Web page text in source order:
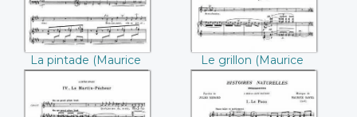
La pintade (Maurice
Ravel)
Le grillon (Maurice
Ravel)